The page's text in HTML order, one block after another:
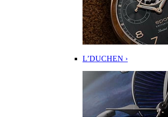
L’DUCHEN ›